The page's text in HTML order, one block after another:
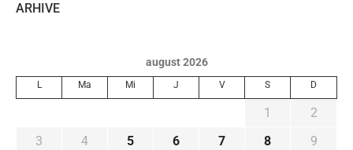
ARHIVE
august 2026
L Ma Mi J V S D
1
2
3
4 5 6 7 8
9